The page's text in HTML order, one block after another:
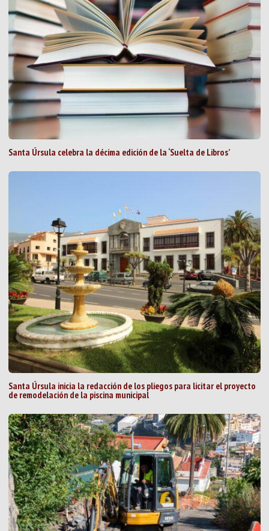
Santa Úrsula celebra la décima edición de la ‘Suelta de Libros’
Santa Úrsula inicia la redacción de los pliegos para licitar el proyecto
de remodelación de la piscina municipal